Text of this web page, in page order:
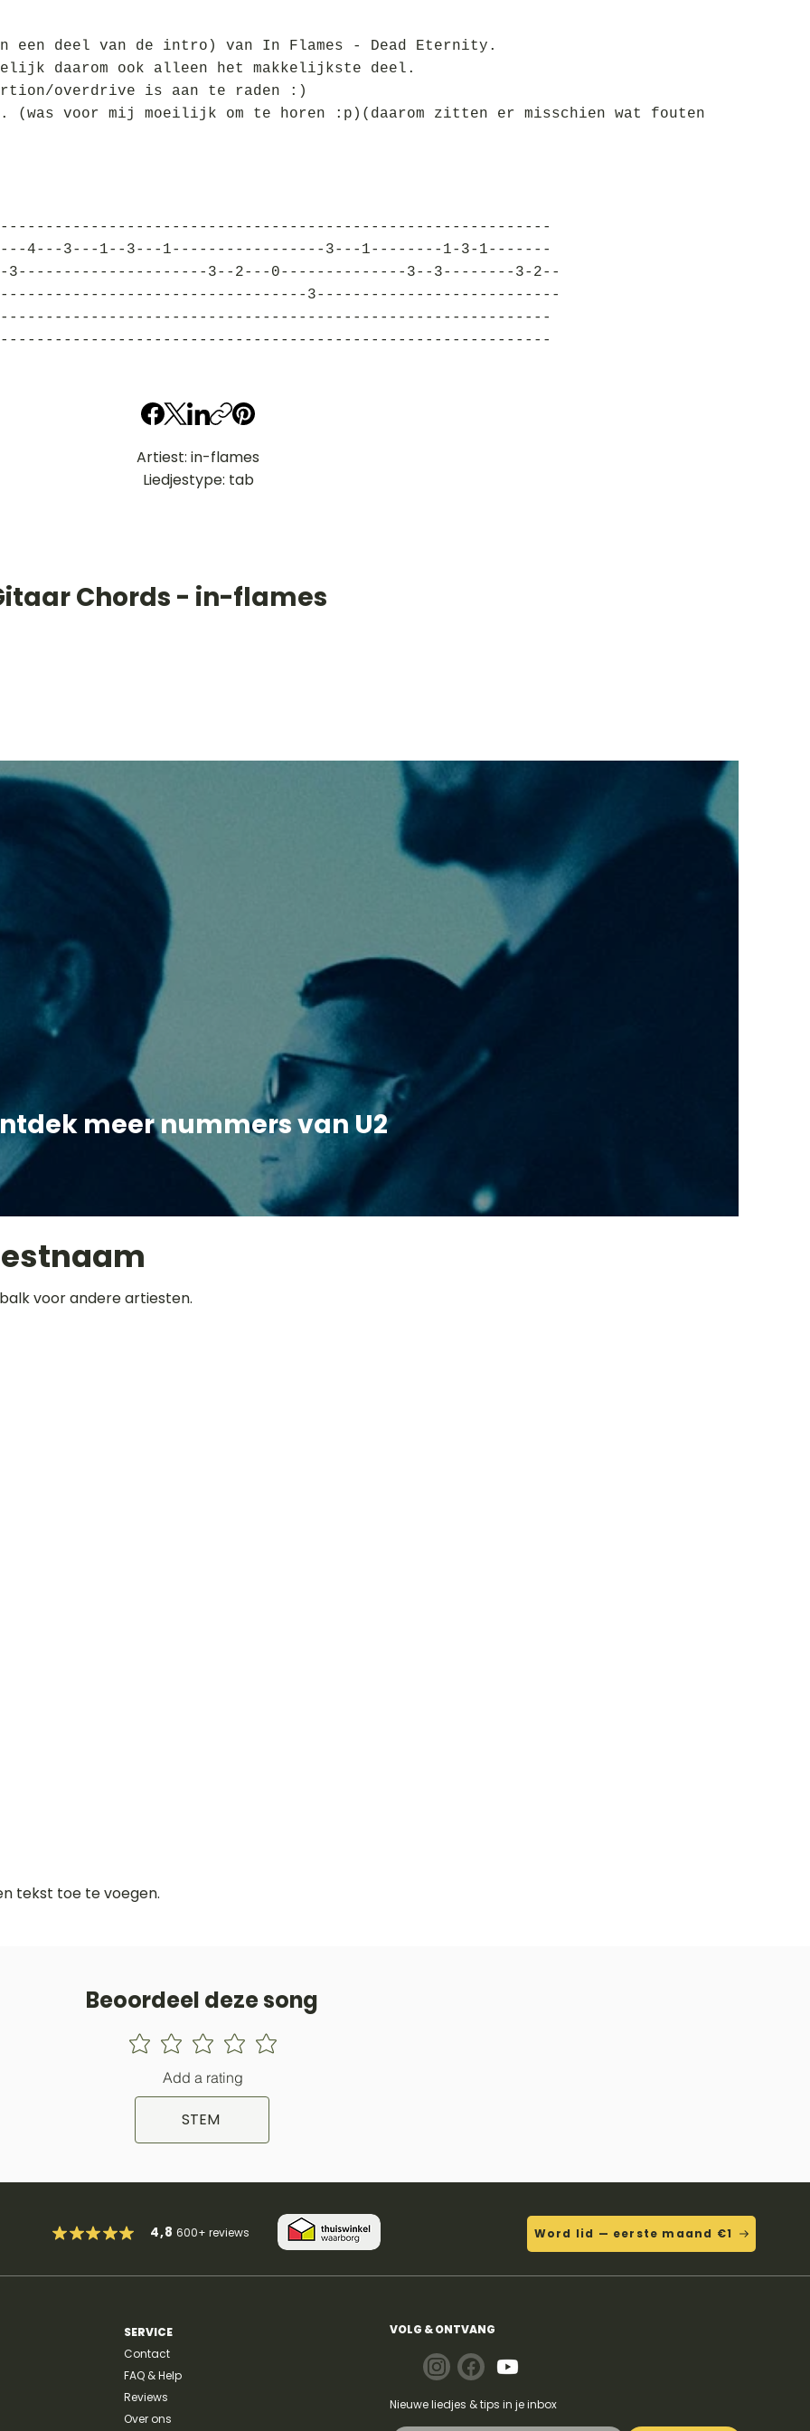
een deel van de intro) van In Flames - Dead Eternity.
daarom ook alleen het makkelijkste deel.
overdrive is aan te raden :)
(was voor mij moeilijk om te horen :p)(daarom zitten er misschien wat fouten
4---3---1--3---1-----------------3---1--------1-3-1-------
3---------------------3--2---0--------------3--3--------3-2--
3---------------------------
Artiest: in-flames
Liedjestype: tab
Chords - in-flames
meer nummers van U2
voor andere artiesten.
tekst toe te voegen.
Beoordeel deze song
Add a rating
STEM
4,8600+reviews Word lid — eerste maand €1
SERVICE
Contact
FAQ & Help
Reviews
Over ons
VOLG & ONTVANG
Nieuwe liedjes & tips in je inbox